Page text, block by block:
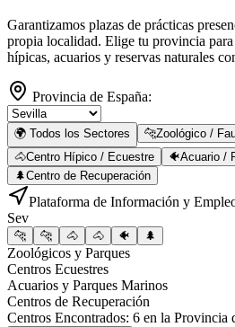
Garantizamos plazas de prácticas
propia localidad. Elige tu provincia
hípicas, acuarios y reservas naturales
Provincia de España:
🌍 Todos los Sectores 🐆Zoológico /
🐴Centro Hípico / Ecuestre 🐠Acuario /
🌲Centro de Recuperación
Plataforma de Información y
Sev
🐆 🐆 🐴 🐴 🐠 🌲
Zoológicos y Parques
Centros Ecuestres
Acuarios y Parques Marinos
Centros de Recuperación
Centros Encontrados: 6 en la Provincia